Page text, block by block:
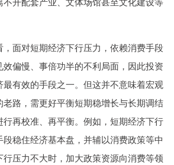
面对短期经济下行压力，依赖消费手段
偏慢、事倍功半的不利局面，因此投资
有效的手段之一。但这并不意味着宏观
路，需更好平衡短期稳增长与长期调结
再校准、再平衡。例如，短期经济下行
稳住经济基本盘，并辅以消费政策等中
压力不大时，加大政策资源向消费等领